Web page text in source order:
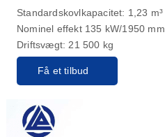
Standardskovlkapacitet: 1,23 m³
Nominel effekt 135 kW/1950 mm
Driftsvægt: 21 500 kg
Få et tilbud